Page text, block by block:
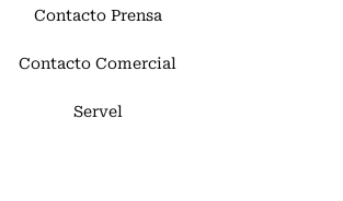
Contacto Prensa
Contacto Comercial
Servel